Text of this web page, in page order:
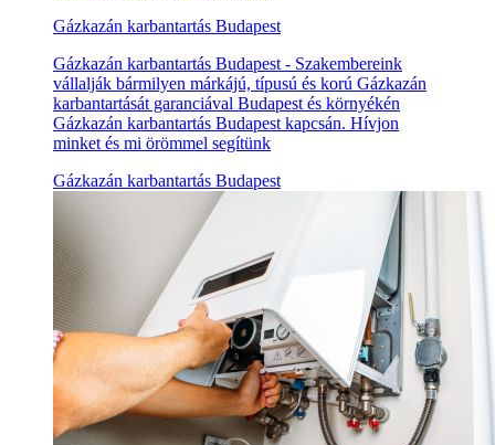
Gázkazán karbantartás Budapest
Gázkazán karbantartás Budapest - Szakembereink
vállalják bármilyen márkájú, típusú és korú Gázkazán
karbantartását garanciával Budapest és környékén
Gázkazán karbantartás Budapest kapcsán. Hívjon
minket és mi örömmel segítünk
Gázkazán karbantartás Budapest